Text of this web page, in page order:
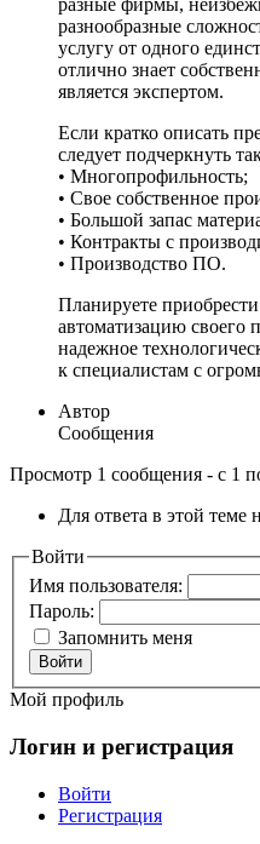
разнообразные
услугу от одного
отлично знает
является экспертом.
Если кратко описать
следует подчеркнуть
• Многопрофильность;
• Свое собственное
• Большой запас
• Контракты с
• Производство ПО.
Планируете
автоматизацию своего
надежное
к специалистам с
Автор
Сообщения
Просмотр 1 сообщения - с 1
Для ответа в этой теме
Войти
Имя пользователя:
Пароль:
Запомнить меня
Войти
Мой профиль
Логин и регистрация
Войти
Регистрация